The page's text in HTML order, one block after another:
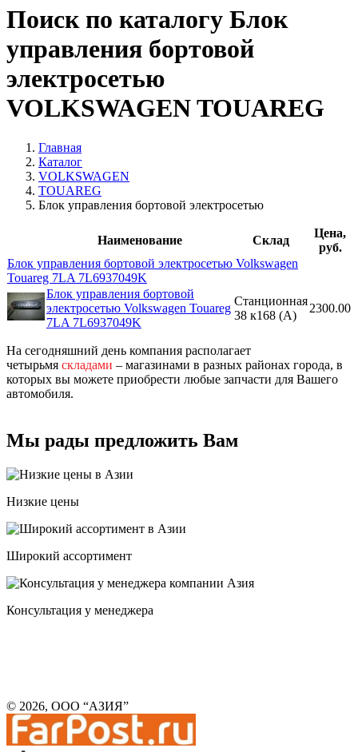
Поиск по каталогу Блок
управления бортовой
электросетью
VOLKSWAGEN TOUAREG
Главная
Каталог
VOLKSWAGEN
TOUAREG
Блок управления бортовой электросетью
Наименование Склад
Цена,
руб.
Блок управления бортовой электросетью Volkswagen
Touareg 7LA 7L6937049K
Блок управления бортовой
электросетью Volkswagen Touareg
7LA 7L6937049K
Станционная
38 к168 (A)
2300.00
На сегодняшний день компания располагает
четырьмя складами – магазинами в разных районах города, в
которых вы можете приобрести любые запчасти для Вашего
автомобиля.
Мы рады предложить Вам
Низкие цены
Широкий ассортимент
Консультация у менеджера
© 2026, ООО “АЗИЯ”